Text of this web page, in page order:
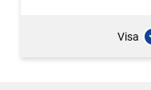
Visa